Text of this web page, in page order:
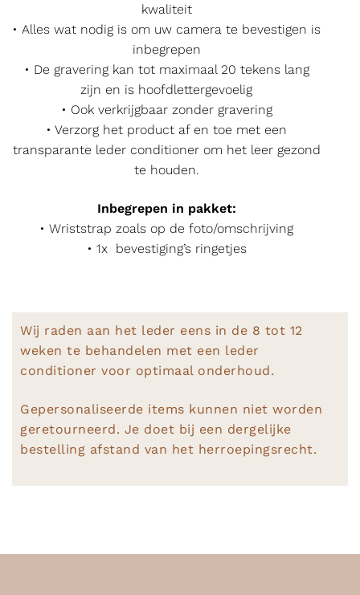
kwaliteit
• Alles wat nodig is om uw camera te bevestigen is
inbegrepen
• De gravering kan tot maximaal 20 tekens lang
zijn en is hoofdlettergevoelig
• Ook verkrijgbaar zonder gravering
• Verzorg het product af en toe met een
transparante leder conditioner om het leer gezond
te houden.
Inbegrepen in pakket:
• Wriststrap zoals op de foto/omschrijving
• 1x bevestiging’s ringetjes
Wij raden aan het leder eens in de 8 tot 12
weken te behandelen met een leder
conditioner voor optimaal onderhoud.
Gepersonaliseerde items kunnen niet worden
geretourneerd. Je doet bij een dergelijke
bestelling afstand van het herroepingsrecht.